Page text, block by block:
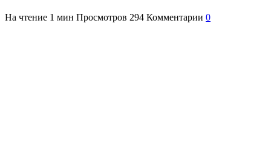
На чтение 1 мин Просмотров 294 Комментарии 0